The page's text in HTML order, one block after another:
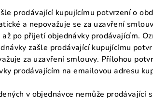
prodávající kupujícímu potvrzení o
a nepovažuje se za uzavření
po přijetí objednávky prodávajícím.
zašle prodávající kupujícímu
za uzavření smlouvy. Přílohou
prodávajícím na emailovou adresu
v objednávce nemůže